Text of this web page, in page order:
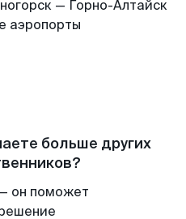
— Горно-Алтайск
аэропорты
больше других
он поможет